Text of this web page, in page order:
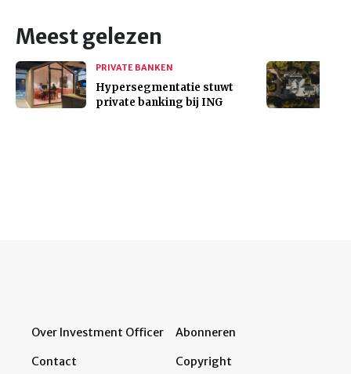
Meest gelezen
PRIVATE BANKEN
Hypersegmentatie stuwt
private banking bij ING
Over Investment Officer
Contact
Abonneren
Copyright